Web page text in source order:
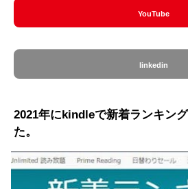
YouTube
linkedin
2021年にkindleで新着ランキン
た。